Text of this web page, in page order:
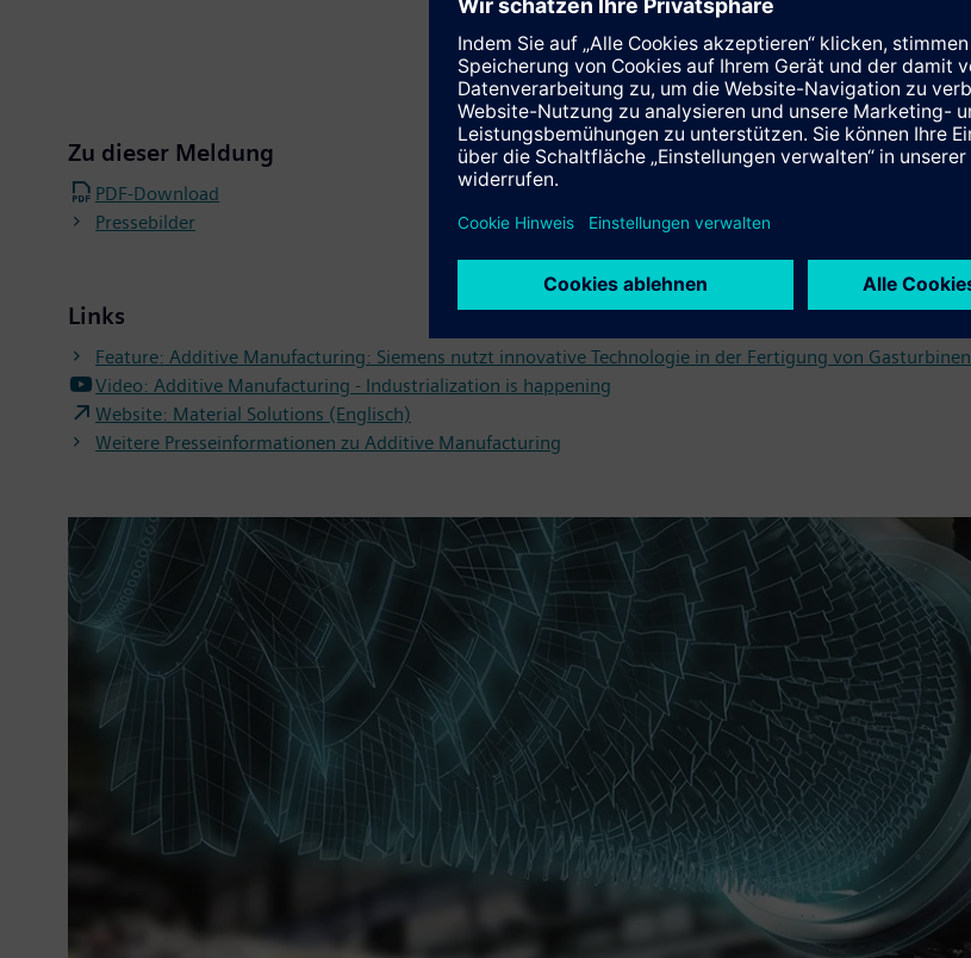
Zu dieser Meldung
PDF-Download
Pressebilder
Links
Feature: Additive Manufacturing: Siemens nutzt innovative Technologie in der Fertigung von Gasturbinen
Video: Additive Manufacturing - Industrialization is happening
Website: Material Solutions (Englisch)
Weitere Presseinformationen zu Additive Manufacturing